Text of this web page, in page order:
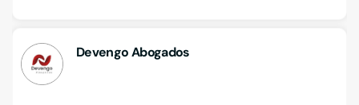
Devengo Abogados